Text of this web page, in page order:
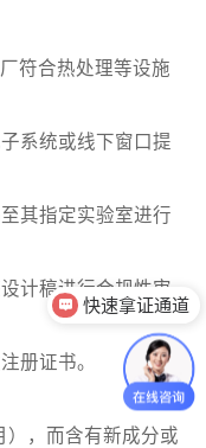
符合热处理等设施
系统或线下窗口提
其指定实验室进行
计稿进行合规性审
册证书。
），而含有新成分或
快速拿证通道